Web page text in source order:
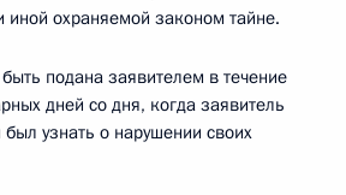
иной охраняемой законом тайне.
подана заявителем в течение
дней со дня, когда заявитель
узнать о нарушении своих